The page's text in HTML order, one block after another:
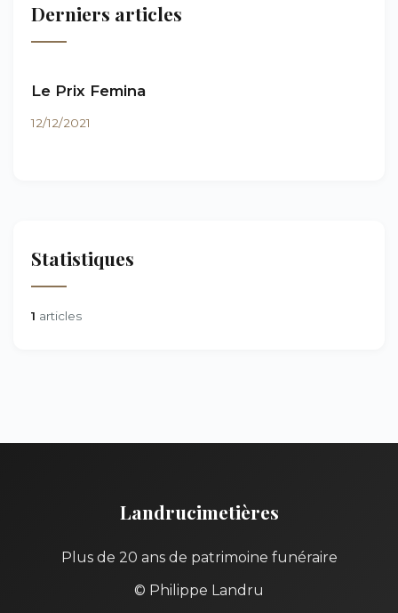
Derniers articles
Le Prix Femina
12/12/2021
Statistiques
1 articles
Landrucimetières
Plus de 20 ans de patrimoine funéraire
© Philippe Landru